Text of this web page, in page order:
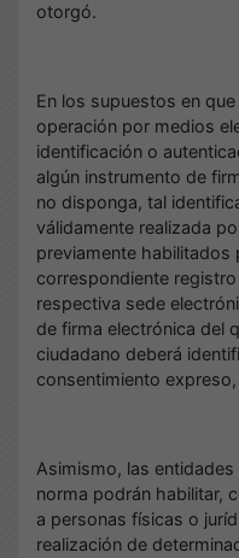
otorgó.
En los supuestos en
operación por medios
identificación o
algún instrumento de
no disponga, tal
válidamente realizada
previamente habilitados
correspondiente
respectiva sede
de firma electrónica del
ciudadano deberá
consentimiento
Asimismo, las
norma podrán habilitar,
a personas físicas o
realización de